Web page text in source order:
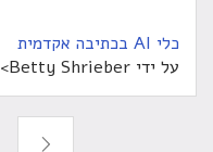
כלי AI בכתיבה אקדמית
על ידי Betty Shrieber>